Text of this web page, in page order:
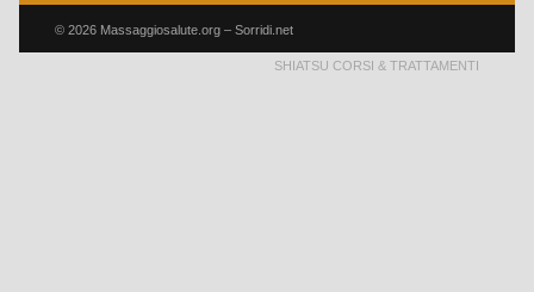
© 2026 Massaggiosalute.org – Sorridi.net
SHIATSU CORSI & TRATTAMENTI